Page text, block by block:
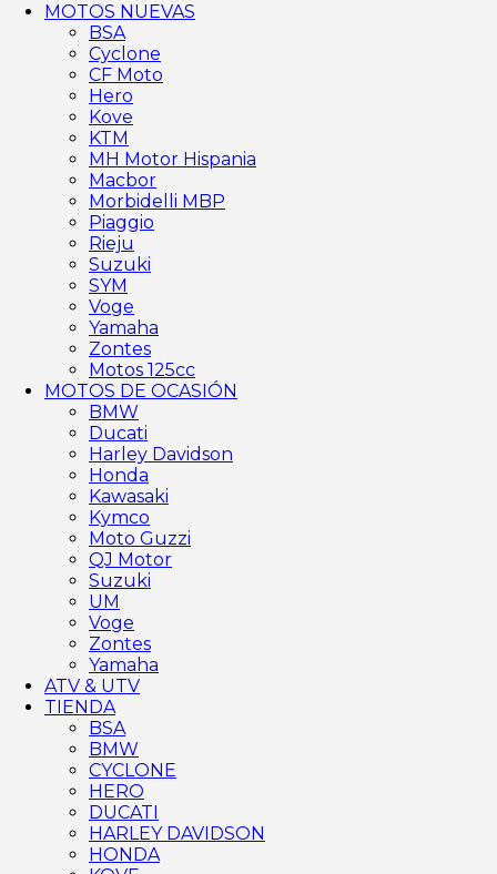
MOTOS NUEVAS
BSA
Cyclone
CF Moto
Hero
Kove
KTM
MH Motor Hispania
Macbor
Morbidelli MBP
Piaggio
Rieju
Suzuki
SYM
Voge
Yamaha
Zontes
Motos 125cc
MOTOS DE OCASIÓN
BMW
Ducati
Harley Davidson
Honda
Kawasaki
Kymco
Moto Guzzi
QJ Motor
Suzuki
UM
Voge
Zontes
Yamaha
ATV & UTV
TIENDA
BSA
BMW
CYCLONE
HERO
DUCATI
HARLEY DAVIDSON
HONDA